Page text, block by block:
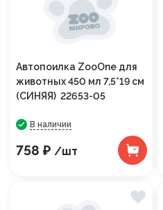
Автопоилка ZooOne для
животных 450 мл 7,5*19 см
(СИНЯЯ) 22653-05
В наличии
758 ₽ /шт